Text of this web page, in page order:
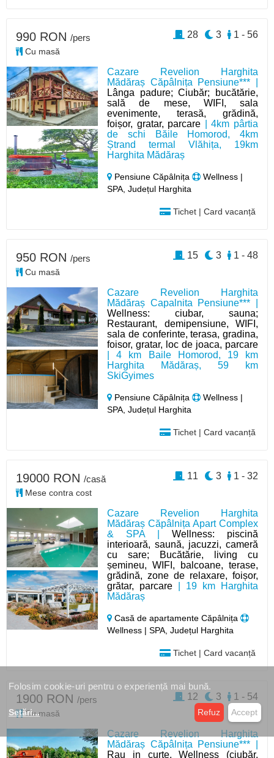
Cazare Revelion Harghita
Mădăraș Căpâlnița Pensiune*** |
Lânga padure; Ciubăr; bucătărie,
sală de mese, WIFI, sala
evenimente, terasă, grădină,
foișor, gratar, parcare | 4km pârtia
de schi Băile Homorod, 4km
Ștrand termal Vlăhița, 19km
Harghita Mădăraș
Pensiune Căpâlnița
Wellness |
SPA, Județul Harghita
Tichet | Card vacanță
990 RON /pers
Cu masă
1 - 56
3
28
Cazare Revelion Harghita
Mădăraș Capalnita Pensiune*** |
Wellness: ciubar, sauna;
Restaurant, demipensiune, WIFI,
sala de conferinte, terasa, gradina,
foisor, gratar, loc de joaca, parcare
| 4 km Baile Homorod, 19 km
Harghita Mădăraș, 59 km
SkiGyimes
Pensiune Căpâlnița
Wellness |
SPA, Județul Harghita
Tichet | Card vacanță
950 RON /pers
Cu masă
1 - 48
3
15
Cazare Revelion Harghita
Mădăraș Căpâlnița Apart Complex
& SPA |Wellness: piscină
interioară, saună, jacuzzi, cameră
cu sare; Bucătărie, living cu
șemineu, WIFI, balcoane, terase,
grădină, zone de relaxare, foișor,
grătar, parcare | 19 km Harghita
Mădăraș
Casă de apartamente Căpâlnița
Wellness | SPA, Județul Harghita
Tichet | Card vacanță
19000 RON /casă
Mese contra cost
1 - 32
3
11
Cazare Revelion Harghita
Mădăraș Căpâlnița Pensiune*** |
Rau in curte, Wellness (ciubăr,
1900 RON /pers
Cu masă
1 - 54
3
12
Folosim cookie-uri pentru o experiență mai bună.
Setări... Refuz Accept